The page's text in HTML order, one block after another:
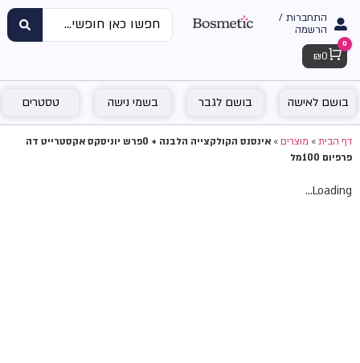
התחברות /
הרשמה
Cart
0
₪ 0
בושם לאישה בושם לגבר בשמי נישה טסטרים
דף הבית»מוצרים»
אינסנס הקולקצייה הלבנה + 0פרש יוניסקס אקסטרייט דה
פרפיום 100מל
Loading...